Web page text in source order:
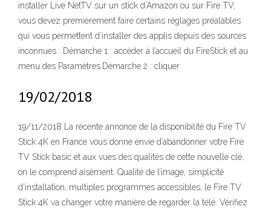
installer Live NetTV sur un stick d’Amazon ou sur Fire TV,
vous devez premièrement faire certains réglages préalables
qui vous permettent d’installer des applis depuis des sources
inconnues : Démarche 1 : accéder à l’accueil du FireStick et au
menu des Paramètres.Démarche 2 : cliquer
19/02/2018
19/11/2018 La récente annonce de la disponibilité du Fire TV
Stick 4K en France vous donne envie d’abandonner votre Fire
TV Stick basic et aux vues des qualités de cette nouvelle clé,
on le comprend aisément. Qualité de l’image, simplicité
d’installation, multiples programmes accessibles, le Fire TV
Stick 4K va changer votre manière de regarder la télé. Vérifiez